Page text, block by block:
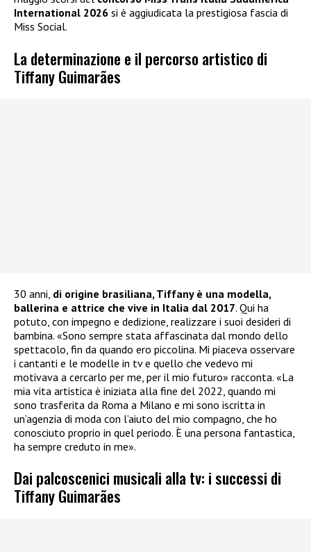
International 2026 si è aggiudicata la prestigiosa fascia di
Miss Social.
La determinazione e il percorso artistico di
Tiffany Guimarães
30 anni, di origine brasiliana, Tiffany è una modella,
ballerina e attrice che vive in Italia dal 2017. Qui ha
potuto, con impegno e dedizione, realizzare i suoi desideri di
bambina. «Sono sempre stata affascinata dal mondo dello
spettacolo, fin da quando ero piccolina. Mi piaceva osservare
i cantanti e le modelle in tv e quello che vedevo mi
motivava a cercarlo per me, per il mio futuro» racconta. «La
mia vita artistica è iniziata alla fine del 2022, quando mi
sono trasferita da Roma a Milano e mi sono iscritta in
un’agenzia di moda con l’aiuto del mio compagno, che ho
conosciuto proprio in quel periodo. È una persona fantastica,
ha sempre creduto in me».
Dai palcoscenici musicali alla tv: i successi di
Tiffany Guimarães